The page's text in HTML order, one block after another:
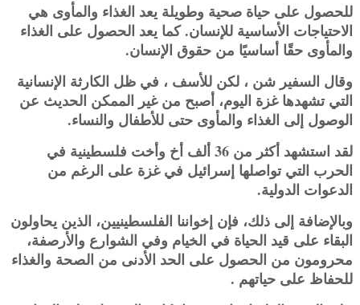
للحصول على حياة صحية وطويلة يعد الغذاء والمأوى هي
الاحتياجات الأساسية للإنسان. كما يعد الحصول على الغذاء
‏والمأوى حقًا أساسيًا من حقوق الإنسان‎.‎
وقال السفير شن ، لكن للأسف ، في ظل الكارثة الإنسانية
التي تشهدها غزة اليوم، أصبح من غير الممكن الحديث عن
الوصول ‏إلى الغذاء والمأوى حتى للأطفال والنساء‎.‎
لقد استشهد أكثر من 36 ألف أخ وأخت فلسطينية في
الحرب التي تواصلها إسرائيل في غزة على الرغم من
الدعوات الدولية‎.‎
وبالإضافة إلى ذلك، فإن إخواننا الفلسطينيين، الذين يحاولون
البقاء على قيد الحياة في الخيام وفي الشوارع والأرصفة،
‏محرومون من الحصول على الحد الأدنى من الصحة والغذاء
للحفاظ على حياتهم‎. ‎